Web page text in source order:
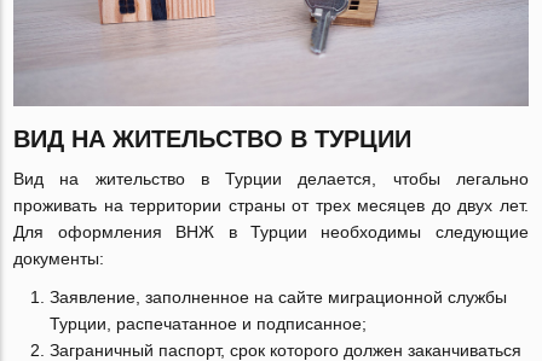
ВИД НА ЖИТЕЛЬСТВО В ТУРЦИИ
Вид на жительство в Турции делается, чтобы легально
проживать на территории страны от трех месяцев до двух лет.
Для оформления ВНЖ в Турции необходимы следующие
документы:
Заявление, заполненное на сайте миграционной службы
Турции, распечатанное и подписанное;
Заграничный паспорт, срок которого должен заканчиваться